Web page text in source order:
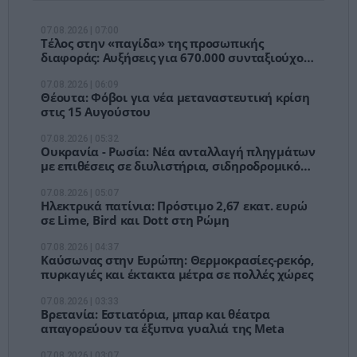
Τέλος στην «παγίδα» της προσωπικής
διαφοράς: Αυξήσεις για 670.000 συνταξιούχους
Θέουτα: Φόβοι για νέα μεταναστευτική κρίση
στις 15 Αυγούστου
Ουκρανία - Ρωσία: Νέα ανταλλαγή πληγμάτων
με επιθέσεις σε διυλιστήρια, σιδηροδρομικό
Ηλεκτρικά πατίνια: Πρόστιμο 2,67 εκατ. ευρώ
σε Lime, Bird και Dott στη Ρώμη
Καύσωνας στην Ευρώπη: Θερμοκρασίες-ρεκόρ,
πυρκαγιές και έκτακτα μέτρα σε πολλές χώρες
Βρετανία: Εστιατόρια, μπαρ και θέατρα
απαγορεύουν τα έξυπνα γυαλιά της Meta